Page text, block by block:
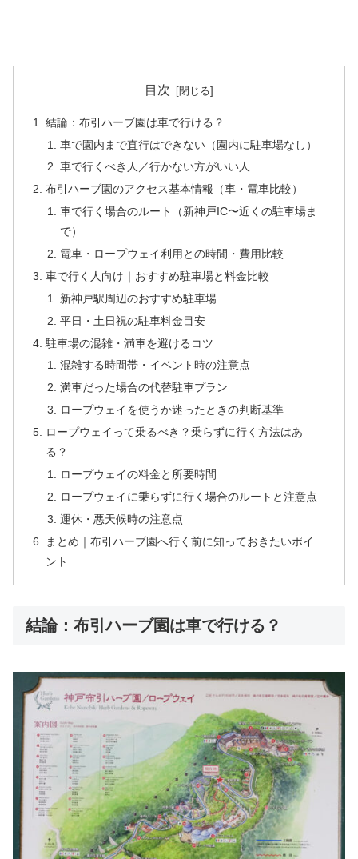
目次
結論：布引ハーブ園は車で行ける？
車で園内まで直行はできない（園内に駐車場なし）
車で行くべき人／行かない方がいい人
布引ハーブ園のアクセス基本情報（車・電車比較）
車で行く場合のルート（新神戸IC〜近くの駐車場ま
で）
電車・ロープウェイ利用との時間・費用比較
車で行く人向け｜おすすめ駐車場と料金比較
新神戸駅周辺のおすすめ駐車場
平日・土日祝の駐車料金目安
駐車場の混雑・満車を避けるコツ
混雑する時間帯・イベント時の注意点
満車だった場合の代替駐車プラン
ロープウェイを使うか迷ったときの判断基準
ロープウェイって乗るべき？乗らずに行く方法はあ
る？
ロープウェイの料金と所要時間
ロープウェイに乗らずに行く場合のルートと注意点
運休・悪天候時の注意点
まとめ｜布引ハーブ園へ行く前に知っておきたいポイ
ント
結論：布引ハーブ園は車で行ける？